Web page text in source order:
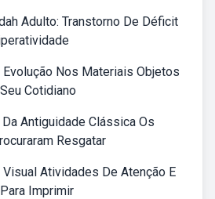
Adulto: Transtorno De Déficit
Nos Materiais Objetos
Cotidiano
Antiguidade Clássica Os
Resgatar
Atividades De Atenção E
Imprimir